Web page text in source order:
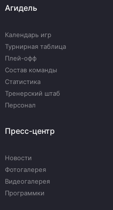
Агидель
Календарь игр
Турнирная таблица
Плей-офф
Состав команды
Статистика
Тренерский штаб
Персонал
Пресс-центр
Новости
Фотогалерея
Видеогалерея
Программки